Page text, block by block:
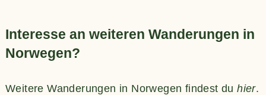
Interesse an weiteren Wanderungen in
Norwegen?
Weitere Wanderungen in Norwegen findest duhier.